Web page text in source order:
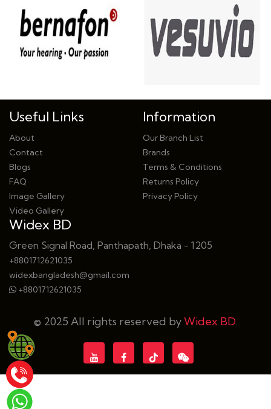
Useful Links
About
Contact
Blogs
FAQ
Image Gallery
Video Gallery
Information
Our Branch List
Brands
Terms & Conditions
Returns Policy
Privacy Policy
Widex BD
Green Signal Road, Panthapath, Dhaka - 1205
+8801712621035
widexbangladesh@gmail.com
+8801712621035
© 2025 All rights reserved byWidex BD.